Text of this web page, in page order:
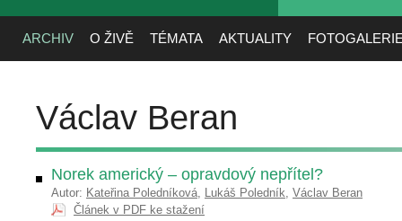
ARCHIV O ŽIVĚ TÉMATA AKTUALITY
Václav Beran
Norek americký – opravdový nepřítel?
Autor: Kateřina Poledníková, Lukáš Poledník, Václav Beran
Článek v PDF ke stažení